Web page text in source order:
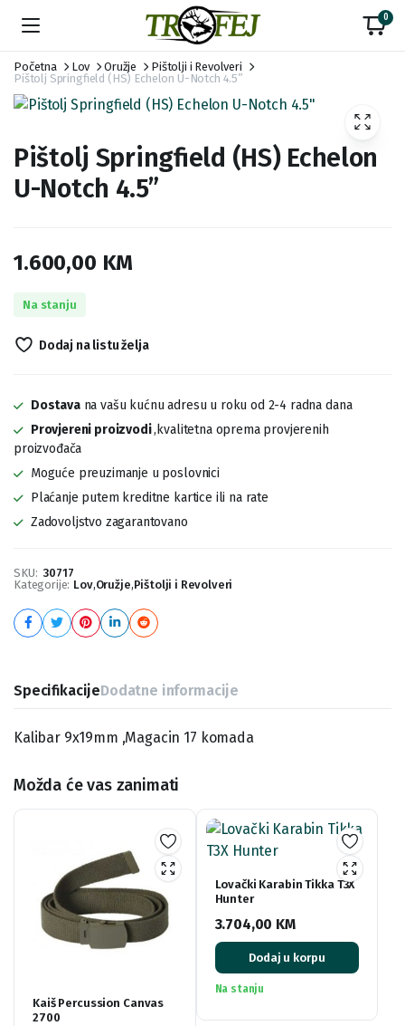
0
Početna Lov Oružje
Pištolji i Revolveri
Pištolj Springfield (HS) Echelon U-Notch 4.5”
Pištolj Springfield (HS) Echelon
U-Notch 4.5”
1.600,00 KM
Na stanju
Dodaj na listu želja
Dostavana vašu kućnu adresu u roku od 2-4 radna dana
Provjereni proizvodi,kvalitetna oprema provjerenih
proizvođača
Moguće preuzimanje u poslovnici
Plaćanje putem kreditne kartice ili na rate
Zadovoljstvo zagarantovano
SKU: 30717
Kategorije: Lov,Oružje,Pištolji i Revolveri
SpecifikacijeDodatne informacije
Kalibar 9x19mm ,Magacin 17 komada
Možda će vas zanimati
Kaiš Percussion Canvas
2700
Lovački Karabin Tikka T3X
Hunter
3.704,00 KM
Dodaj u korpu
Na stanju